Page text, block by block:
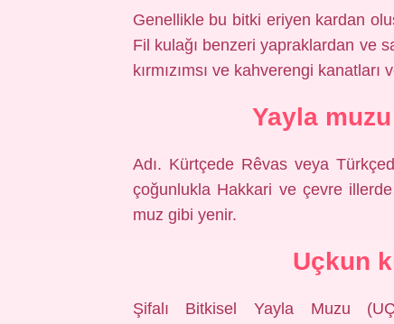
Genellikle bu bitki eriyen kardan
Fil kulağı benzeri yapraklardan ve
kırmızımsı ve kahverengi kanatları
Yayla
Adı. Kürtçede Rêvas veya
çoğunlukla Hakkari ve çevre
muz gibi yenir.
Uçkun
Şifalı Bitkisel Yayla Muzu